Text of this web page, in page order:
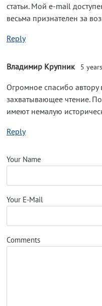
статьи. Мой e-mail
весьма признателен за
Reply
Владимир Крупник 5
Огромное спасибо
захватывающее чтение.
имеют немалую
Reply
Your Name
Your E-Mail
Comments